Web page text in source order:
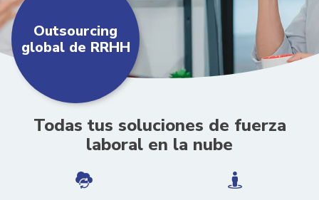
Outsourcing
global de RRHH
Todas tus soluciones de fuerza
laboral en la nube